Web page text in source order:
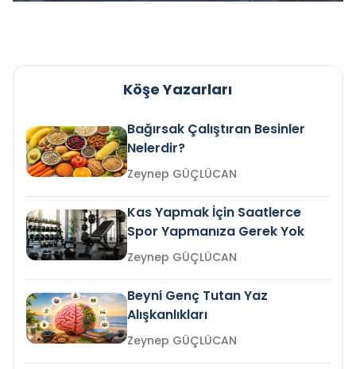
Köşe Yazarları
Bağırsak Çalıştıran Besinler
Nelerdir?
Zeynep GÜÇLÜCAN
Kas Yapmak İçin Saatlerce
Spor Yapmanıza Gerek Yok
Zeynep GÜÇLÜCAN
Beyni Genç Tutan Yaz
Alışkanlıkları
Zeynep GÜÇLÜCAN